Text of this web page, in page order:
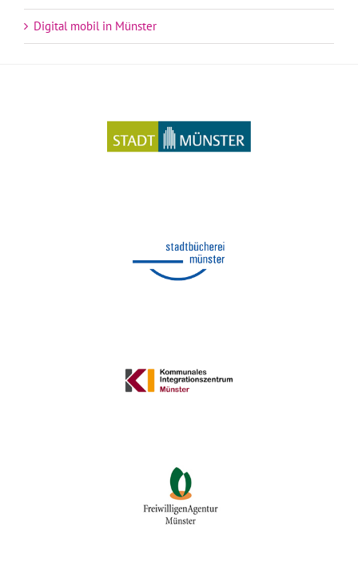
Digital mobil in Münster